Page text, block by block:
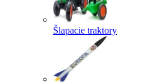
Šlapacie traktory